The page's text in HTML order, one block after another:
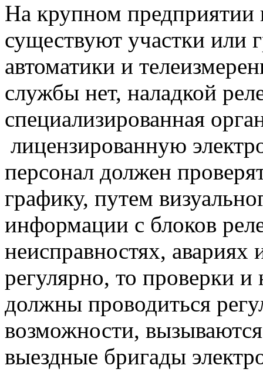
На крупном предприятии
существуют участки или
автоматики и
службы нет, наладкой
специализированная
лицензированную
персонал должен
графику, путем
информации с блоков
неисправностях,
регулярно, то проверки
должны проводиться
возможности,
выездные бригады